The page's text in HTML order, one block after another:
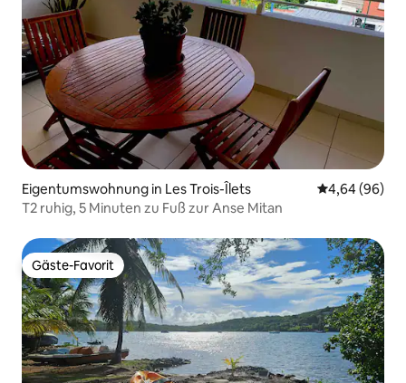
Eigentumswohnung in Les Trois-Îlets
4,64 (96)
T2 ruhig, 5 Minuten zu Fuß zur Anse Mitan
Gäste-Favorit
Gäste-Favorit